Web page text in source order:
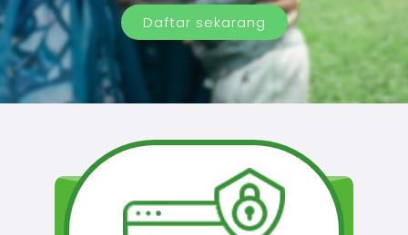
Daftar sekarang